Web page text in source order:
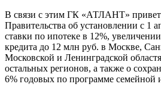
В связи с этим ГК «АТЛАНТ»
Правительства об установлении с 1
ставки по ипотеке в 12%,
кредита до 12 млн руб. в Москве,
Московской и Ленинградской
остальных регионов, а также о
6% годовых по программе семейной